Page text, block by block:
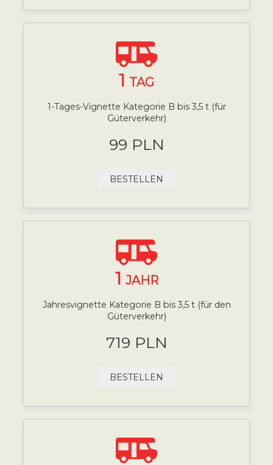
1 TAG
1-Tages-Vignette Kategorie B bis 3,5 t (für
Güterverkehr)
99 PLN
BESTELLEN
1 JAHR
Jahresvignette Kategorie B bis 3,5 t (für den
Güterverkehr)
719 PLN
BESTELLEN